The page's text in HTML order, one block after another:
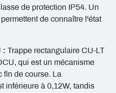
de protection IP54. Un
de connaître l'état
: Trappe rectangulaire CU-LT
qui est un mécanisme
fin de course. La
inférieure à 0,12W, tandis